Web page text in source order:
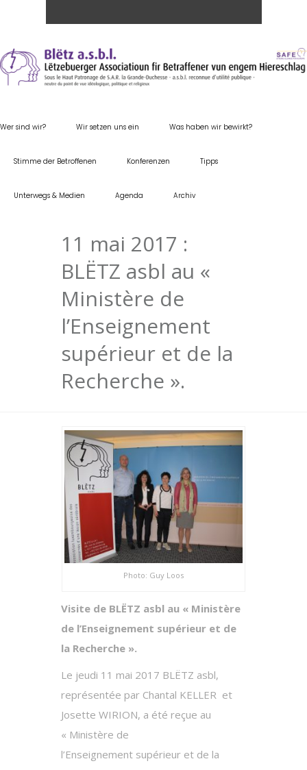
Wer sind wir? Wir setzen uns ein Was haben wir bewirkt?
Stimme der Betroffenen Konferenzen Tipps
Unterwegs & Medien Agenda Archiv
11 mai 2017 :
BLËTZ asbl au «
Ministère de
l’Enseignement
supérieur et de la
Recherche ».
Photo: Guy Loos
Visite de BLËTZ asbl au « Ministère
de l’Enseignement supérieur et de
la Recherche ».
Le jeudi 11 mai 2017 BLËTZ asbl,
représentée par Chantal KELLER et
Josette WIRION, a été reçue au
« Ministère de
l’Enseignement supérieur et de la